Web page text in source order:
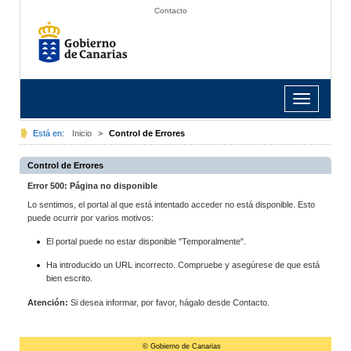
Contacto
Toggle
navigation
Está en: Inicio > Control de Errores
Control de Errores
Error 500: Página no disponible
Lo sentimos, el portal al que está intentado acceder no está disponible. Esto
puede ocurrir por varios motivos:
El portal puede no estar disponible "Temporalmente".
Ha introducido un URL incorrecto. Compruebe y asegúrese de que está
bien escrito.
Atención: Si desea informar, por favor, hágalo desde Contacto.
© Gobierno de Canarias